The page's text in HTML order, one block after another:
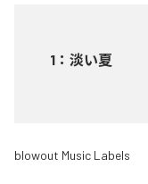
1 ： 淡い夏
blowout Music Labels